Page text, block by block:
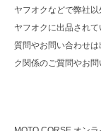
ヤフオクなどで弊社
ヤフオクに出品され
質問やお問い合わせ
ク関係のご質問やお問